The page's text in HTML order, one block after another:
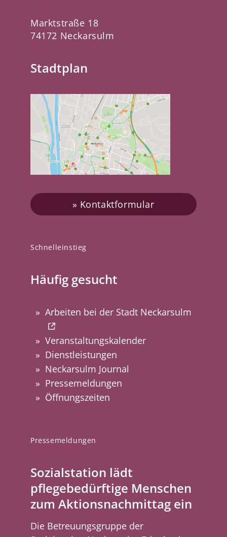
Pressemeldungen
Sozialstation lädt
pflegebedürftige Menschen
zum Aktionsnachmittag ein
Die Betreuungsgruppe der
Schnelleinstieg
Häufig gesucht
Arbeiten bei der Stadt Neckarsulm
Veranstaltungskalender
Dienstleistungen
Neckarsulm Journal
Pressemeldungen
Öffnungszeiten
Marktstraße 18
74172 Neckarsulm
Stadtplan
Kontaktformular